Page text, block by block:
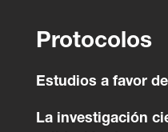
Protocolos
Estudios a favor
La investigación